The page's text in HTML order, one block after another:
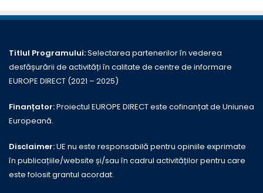
Titlul Programului:Selectarea partenerilor în vederea
desfășurării de activități în calitate de centre de informare
EUROPE DIRECT (2021 – 2025)
Finanțator:Proiectul EUROPE DIRECT este cofinanțat de Uniunea
Europeană.
Disclaimer:UE nu este responsabilă pentru opiniile exprimate
în publicațiile/website și/sau în cadrul activităților pentru care
este folosit grantul acordat.